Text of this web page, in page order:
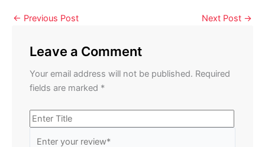
← Previous Post Next Post →
Leave a Comment
Your email address will not be published. Required
fields are marked *